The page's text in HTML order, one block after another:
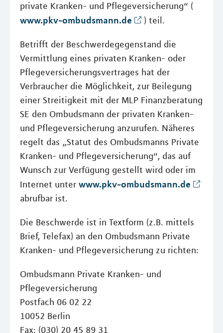
private Kranken- und Pflegeversicherung“ (
www.pkv-ombudsmann.de
) teil.
Betrifft der Beschwerdegegenstand die
Vermittlung eines privaten Kranken- oder
Pflegeversicherungsvertrages hat der
Verbraucher die Möglichkeit, zur Beilegung
einer Streitigkeit mit der MLP Finanzberatung
SE den Ombudsmann der privaten Kranken-
und Pflegeversicherung anzurufen. Näheres
regelt das „Statut des Ombudsmanns Private
Kranken- und Pflegeversicherung“, das auf
Wunsch zur Verfügung gestellt wird oder im
Internet unter www.pkv-ombudsmann.de
abrufbar ist.
Die Beschwerde ist in Textform (z.B. mittels
Brief, Telefax) an den Ombudsmann Private
Kranken- und Pflegeversicherung zu richten:
Ombudsmann Private Kranken- und
Pflegeversicherung
Postfach 06 02 22
10052 Berlin
Fax: (030) 20 45 89 31